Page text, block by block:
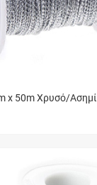
x 50m Χρυσό/Ασημί